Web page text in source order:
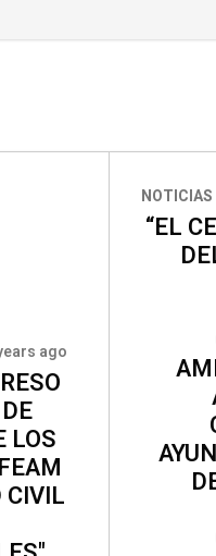
ago
LOS
CIVIL
NOTICIAS
“EL